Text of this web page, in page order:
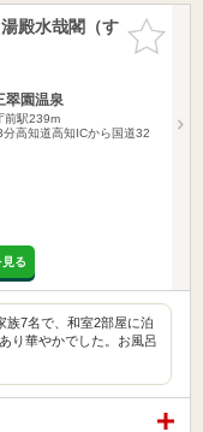
お気に入
りに追加
殿水哉閣（す
翠園温泉
前駅239m
高知道高知ICから国道32
る
族7名で、和室2部屋に泊
り華やかでした。お風呂